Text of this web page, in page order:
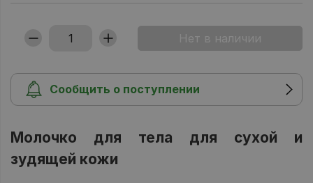
Сообщить о поступлении
Молочко для тела для сухой и
зудящей кожи